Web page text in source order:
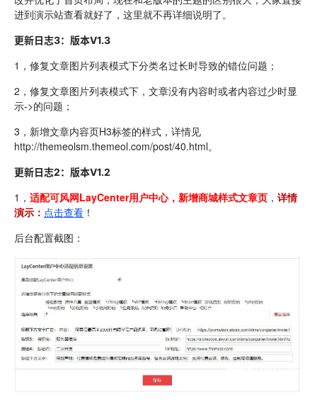
进到演示站查看就好了，这里就不再详细说明了。
更新日志3： 版本V1.3
1，修复文章图片列表模式下分类名过长时导致的错位问题；
2，修复文章图片列表模式下，文章没有内容时或者内容过少时显
示->的问题；
3，新增文章内容页H3标签的样式，详情见
http://themeolsm.themeol.com/post/40.html。
更新日志2： 版本V1.2
1， 适配可风网LayCenter用户中心，新增商城样式文章页 ， 详情
演示： 点击查看 ！
后台配置截图：